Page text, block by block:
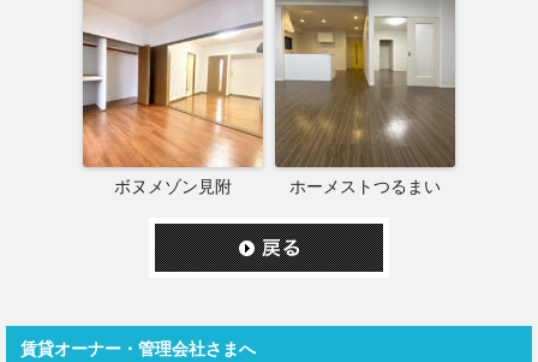
ボヌメゾン見附 ホーメストつるまい
賃貸オーナー・管理会社さまへ